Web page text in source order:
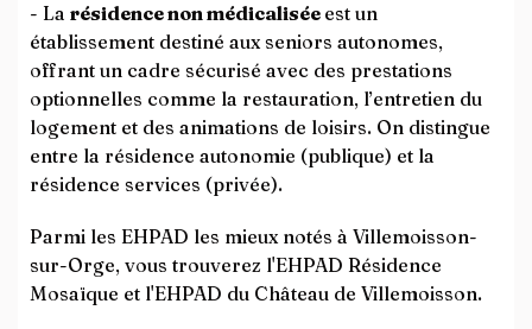
- La résidence non médicalisée est un
établissement destiné aux seniors autonomes,
offrant un cadre sécurisé avec des prestations
optionnelles comme la restauration, l’entretien du
logement et des animations de loisirs. On distingue
entre la résidence autonomie (publique) et la
résidence services (privée).
Parmi les EHPAD les mieux notés à Villemoisson-
sur-Orge, vous trouverez l'EHPAD Résidence
Mosaïque et l'EHPAD du Château de Villemoisson.